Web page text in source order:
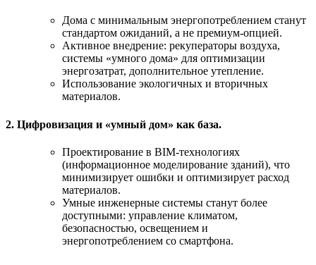
Дома с минимальным энергопотреблением станут
стандартом ожиданий, а не премиум-опцией.
Активное внедрение: рекуператоры воздуха,
системы «умного дома» для оптимизации
энергозатрат, дополнительное утепление.
Использование экологичных и вторичных
материалов.
2. Цифровизация и «умный дом» как база.
Проектирование в BIM-технологиях
(информационное моделирование зданий), что
минимизирует ошибки и оптимизирует расход
материалов.
Умные инженерные системы станут более
доступными: управление климатом,
безопасностью, освещением и
энергопотреблением со смартфона.